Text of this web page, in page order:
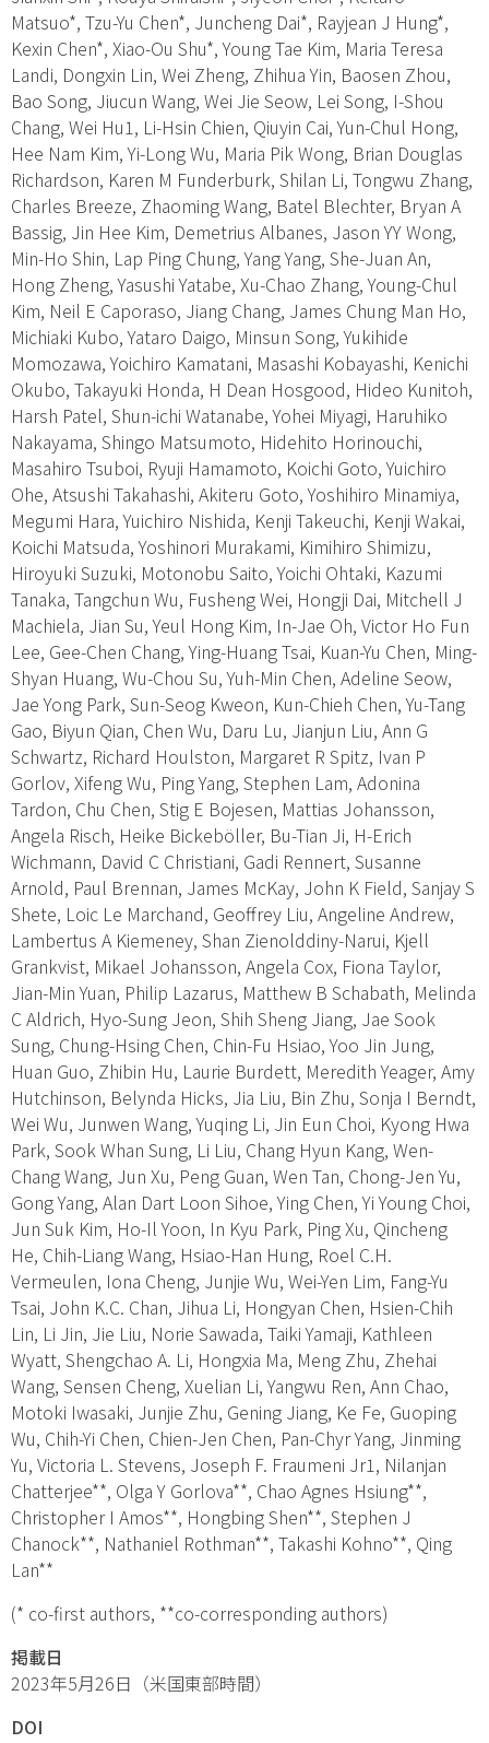
Matsuo*, Tzu-Yu Chen*, Juncheng Dai*, Rayjean J Hung*,
Kexin Chen*, Xiao-Ou Shu*, Young Tae Kim, Maria Teresa
Landi, Dongxin Lin, Wei Zheng, Zhihua Yin, Baosen Zhou,
Bao Song, Jiucun Wang, Wei Jie Seow, Lei Song, I-Shou
Chang, Wei Hu1, Li-Hsin Chien, Qiuyin Cai, Yun-Chul Hong,
Hee Nam Kim, Yi-Long Wu, Maria Pik Wong, Brian Douglas
Richardson, Karen M Funderburk, Shilan Li, Tongwu Zhang,
Charles Breeze, Zhaoming Wang, Batel Blechter, Bryan A
Bassig, Jin Hee Kim, Demetrius Albanes, Jason YY Wong,
Min-Ho Shin, Lap Ping Chung, Yang Yang, She-Juan An,
Hong Zheng, Yasushi Yatabe, Xu-Chao Zhang, Young-Chul
Kim, Neil E Caporaso, Jiang Chang, James Chung Man Ho,
Michiaki Kubo, Yataro Daigo, Minsun Song, Yukihide
Momozawa, Yoichiro Kamatani, Masashi Kobayashi, Kenichi
Okubo, Takayuki Honda, H Dean Hosgood, Hideo Kunitoh,
Harsh Patel, Shun-ichi Watanabe, Yohei Miyagi, Haruhiko
Nakayama, Shingo Matsumoto, Hidehito Horinouchi,
Masahiro Tsuboi, Ryuji Hamamoto, Koichi Goto, Yuichiro
Ohe, Atsushi Takahashi, Akiteru Goto, Yoshihiro Minamiya,
Megumi Hara, Yuichiro Nishida, Kenji Takeuchi, Kenji Wakai,
Koichi Matsuda, Yoshinori Murakami, Kimihiro Shimizu,
Hiroyuki Suzuki, Motonobu Saito, Yoichi Ohtaki, Kazumi
Tanaka, Tangchun Wu, Fusheng Wei, Hongji Dai, Mitchell J
Machiela, Jian Su, Yeul Hong Kim, In-Jae Oh, Victor Ho Fun
Lee, Gee-Chen Chang, Ying-Huang Tsai, Kuan-Yu Chen, Ming-
Shyan Huang, Wu-Chou Su, Yuh-Min Chen, Adeline Seow,
Jae Yong Park, Sun-Seog Kweon, Kun-Chieh Chen, Yu-Tang
Gao, Biyun Qian, Chen Wu, Daru Lu, Jianjun Liu, Ann G
Schwartz, Richard Houlston, Margaret R Spitz, Ivan P
Gorlov, Xifeng Wu, Ping Yang, Stephen Lam, Adonina
Tardon, Chu Chen, Stig E Bojesen, Mattias Johansson,
Angela Risch, Heike Bickeböller, Bu-Tian Ji, H-Erich
Wichmann, David C Christiani, Gadi Rennert, Susanne
Arnold, Paul Brennan, James McKay, John K Field, Sanjay S
Shete, Loic Le Marchand, Geoffrey Liu, Angeline Andrew,
Lambertus A Kiemeney, Shan Zienolddiny-Narui, Kjell
Grankvist, Mikael Johansson, Angela Cox, Fiona Taylor,
Jian-Min Yuan, Philip Lazarus, Matthew B Schabath, Melinda
C Aldrich, Hyo-Sung Jeon, Shih Sheng Jiang, Jae Sook
Sung, Chung-Hsing Chen, Chin-Fu Hsiao, Yoo Jin Jung,
Huan Guo, Zhibin Hu, Laurie Burdett, Meredith Yeager, Amy
Hutchinson, Belynda Hicks, Jia Liu, Bin Zhu, Sonja I Berndt,
Wei Wu, Junwen Wang, Yuqing Li, Jin Eun Choi, Kyong Hwa
Park, Sook Whan Sung, Li Liu, Chang Hyun Kang, Wen-
Chang Wang, Jun Xu, Peng Guan, Wen Tan, Chong-Jen Yu,
Gong Yang, Alan Dart Loon Sihoe, Ying Chen, Yi Young Choi,
Jun Suk Kim, Ho-Il Yoon, In Kyu Park, Ping Xu, Qincheng
He, Chih-Liang Wang, Hsiao-Han Hung, Roel C.H.
Vermeulen, Iona Cheng, Junjie Wu, Wei-Yen Lim, Fang-Yu
Tsai, John K.C. Chan, Jihua Li, Hongyan Chen, Hsien-Chih
Lin, Li Jin, Jie Liu, Norie Sawada, Taiki Yamaji, Kathleen
Wyatt, Shengchao A. Li, Hongxia Ma, Meng Zhu, Zhehai
Wang, Sensen Cheng, Xuelian Li, Yangwu Ren, Ann Chao,
Motoki Iwasaki, Junjie Zhu, Gening Jiang, Ke Fe, Guoping
Wu, Chih-Yi Chen, Chien-Jen Chen, Pan-Chyr Yang, Jinming
Yu, Victoria L. Stevens, Joseph F. Fraumeni Jr1, Nilanjan
Chatterjee**, Olga Y Gorlova**, Chao Agnes Hsiung**,
Christopher I Amos**, Hongbing Shen**, Stephen J
Chanock**, Nathaniel Rothman**, Takashi Kohno**, Qing
Lan**
(* co-first authors, **co-corresponding authors)
掲載日
2023年5月26日（米国東部時間）
DOI